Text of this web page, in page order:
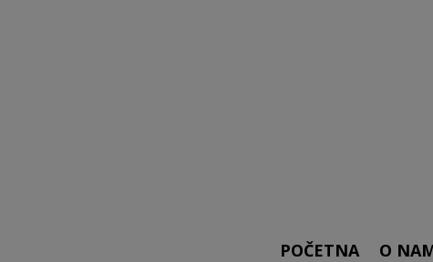
POČETNA O